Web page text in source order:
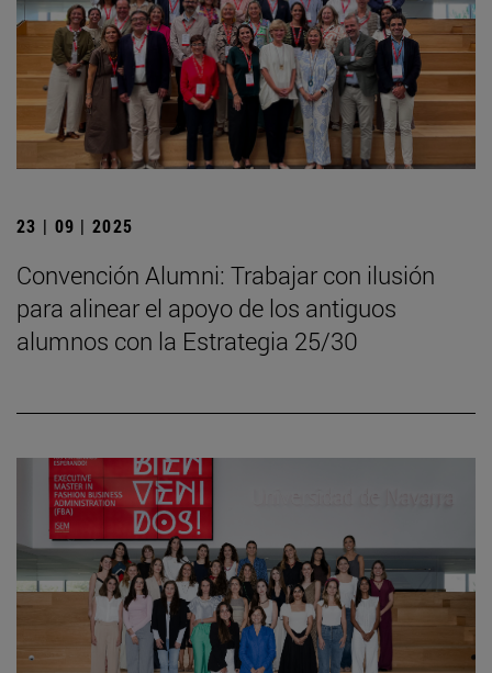
23 | 09 | 2025
Convención Alumni: Trabajar con ilusión
para alinear el apoyo de los antiguos
alumnos con la Estrategia 25/30